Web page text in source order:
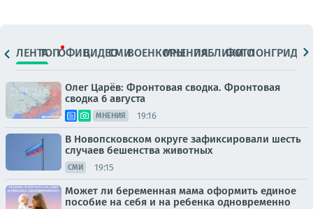
ЛЕНТАТОПОФИЦ.ВИДЕОСМИВОЕНКОРЫМНЕНИЯПАБЛИКИ
ФОТОЛОНГРИДЫ
Олег Царёв: Фронтовая сводка. Фронтовая
сводка 6 августа
МНЕНИЯ 19:16
В Новопсковском округе зафиксировали шесть
случаев бешенства животных
СМИ 19:15
Может ли беременная мама оформить единое
пособие на себя и на ребенка одновременно